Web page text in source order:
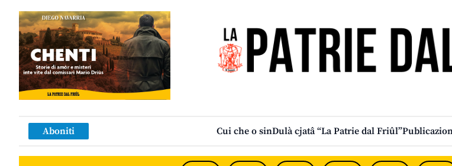
Aboniti Cui che o sinDulà cjatâ “La Patrie dal Friûl”